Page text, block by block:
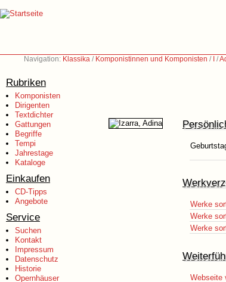
Navigation: Klassika / Komponistinnen und Komponisten / /
Rubriken
Komponisten
Dirigenten
Textdichter
Gattungen
Begriffe
Tempi
Jahrestage
Kataloge
Einkaufen
CD-Tipps
Angebote
Service
Suchen
Kontakt
Impressum
Datenschutz
Historie
Opernhäuser
Werke
Werke
Werke
Webseite